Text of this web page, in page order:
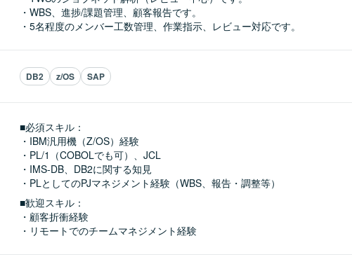
・WBS、進捗/課題管理、顧客報告です。
・5名程度のメンバー工数管理、作業指示、レビュー対応です。
DB2 z/OS SAP
■必須スキル：
・IBM汎用機（Z/OS）経験
・PL/1（COBOLでも可）、JCL
・IMS-DB、DB2に関する知見
・PLとしてのPJマネジメント経験（WBS、報告・調整等）
■歓迎スキル：
・顧客折衝経験
・リモートでのチームマネジメント経験